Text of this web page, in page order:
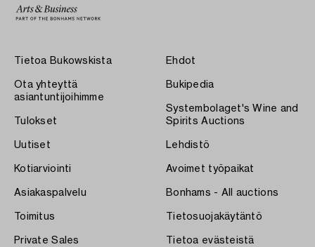
Tietoa Bukowskista
Ota yhteyttä
asiantuntijoihimme
Tulokset
Uutiset
Kotiarviointi
Asiakaspalvelu
Toimitus
Private Sales
Ehdot
Bukipedia
Systembolaget's Wine and
Spirits Auctions
Lehdistö
Avoimet työpaikat
Bonhams - All auctions
Tietosuojakäytäntö
Tietoa evästeistä